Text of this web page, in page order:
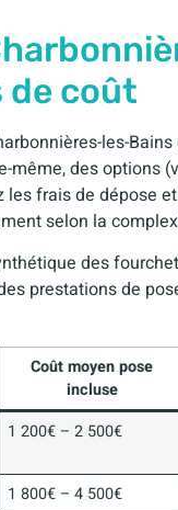
de coût
les-
des options
frais de dépose
selon la
des
prestations de
Coût moyen pose
incluse
1 200€ – 2 500€
1 800€ – 4 500€